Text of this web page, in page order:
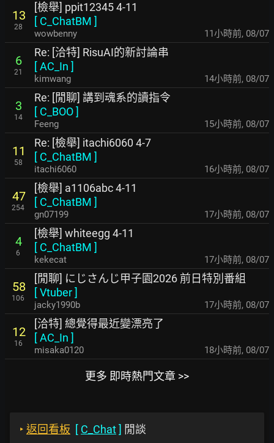
13
28
[檢舉] ppit12345 4-11
[ C_ChatBM ]
wowbenny 11小時前, 08/07
6
21
Re: [洽特] RisuAI的新討論串
[AC_In ]
kimwang 14小時前, 08/07
3
14
Re: [閒聊] 講到魂系的讀指令
[ C_BOO]
Feeng 15小時前, 08/07
11
58
Re: [檢舉] itachi6060 4-7
[ C_ChatBM ]
itachi6060 16小時前, 08/07
47
254
[檢舉] a1106abc 4-11
[ C_ChatBM ]
gn07199 17小時前, 08/07
4
6
[檢舉] whiteegg 4-11
[ C_ChatBM ]
kekecat 17小時前, 08/07
58
106
[閒聊] にじさんじ甲子園2026 前日特別番組
[Vtuber]
jacky1990b 17小時前, 08/07
12
16
[洽特] 總覺得最近變漂亮了
[AC_In ]
misaka0120 18小時前, 08/07
更多 即時熱門文章 >>
‣ 返回看板 [ C_Chat] 閒談